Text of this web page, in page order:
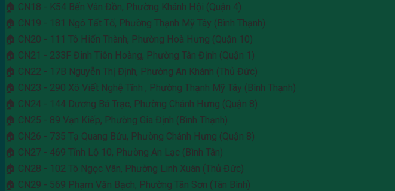
🏠 CN18 - K54 Bến Vân Đồn, Phường Khánh Hội (Quận 4)
🏠 CN19 - 181 Ngô Tất Tố, Phường Thạnh Mỹ Tây (Bình Thạnh)
🏠 CN20 - 111 Tô Hiến Thành, Phường Hoà Hưng (Quận 10)
🏠 CN21 - 233F Đinh Tiên Hoàng, Phường Tân Định (Quận 1)
🏠 CN22 - 17B Nguyễn Thị Định, Phường An Khánh (Thủ Đức)
🏠 CN23 - 290 Xô Viết Nghệ Tĩnh , Phường Thạnh Mỹ Tây (Bình Thạnh)
🏠 CN24 - 144 Dương Bá Trạc, Phường Chánh Hưng (Quận 8)
🏠 CN25 - 89 Vạn Kiếp, Phường Gia Định (Bình Thạnh)
🏠 CN26 - 735 Tạ Quang Bửu, Phường Chánh Hưng (Quận 8)
🏠 CN27 - 469 Tỉnh Lộ 10, Phường An Lạc (Bình Tân)
🏠 CN28 - 102 Tô Ngọc Vân, Phường Linh Xuân (Thủ Đức)
🏠 CN29 - 569 Phạm Văn Bạch, Phường Tân Sơn (Tân Bình)